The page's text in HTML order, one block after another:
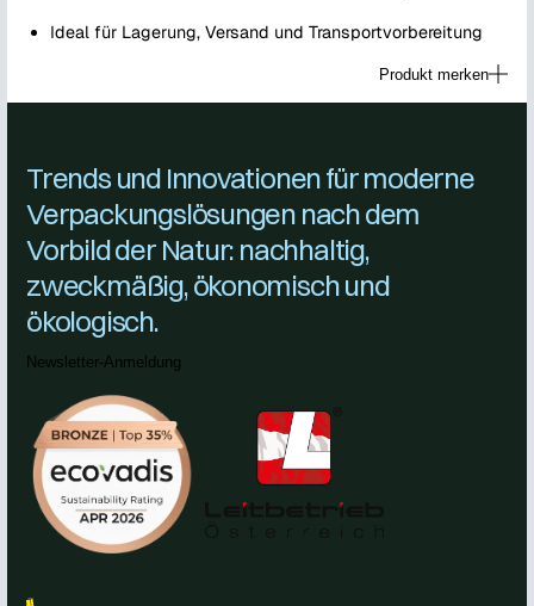
Ideal für Lagerung, Versand und Transportvorbereitung
Produkt merken
Trends und Innovationen für moderne
Verpackungslösungen nach dem
Vorbild der Natur: nachhaltig,
zweckmäßig, ökonomisch und
ökologisch.
Newsletter-Anmeldung